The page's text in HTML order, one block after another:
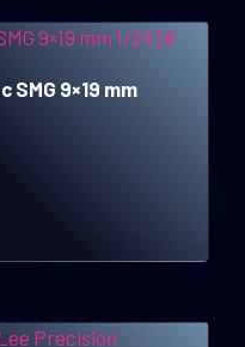
SMG 9×19 mm